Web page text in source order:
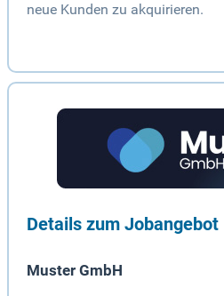
neue Kunden zu akquirieren.
Details zum Jobangebot
Muster GmbH